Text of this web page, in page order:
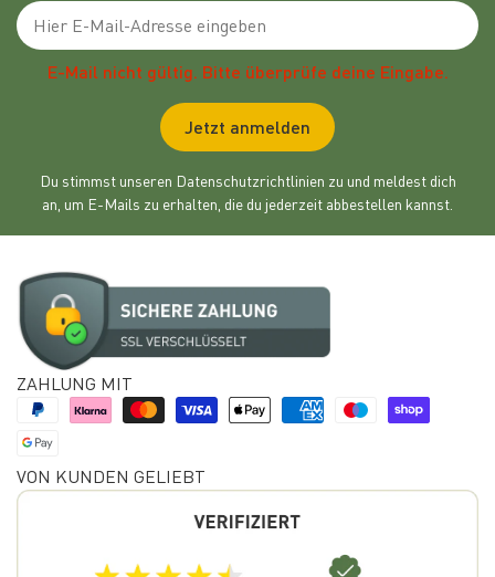
Emailadresse
E-Mail nicht gültig. Bitte überprüfe deine Eingabe.
Jetzt anmelden
Du stimmst unseren Datenschutzrichtlinien zu und meldest dich
an, um E-Mails zu erhalten, die du jederzeit abbestellen kannst.
ZAHLUNG MIT
VON KUNDEN GELIEBT